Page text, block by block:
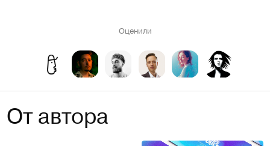
Оценили
От автора